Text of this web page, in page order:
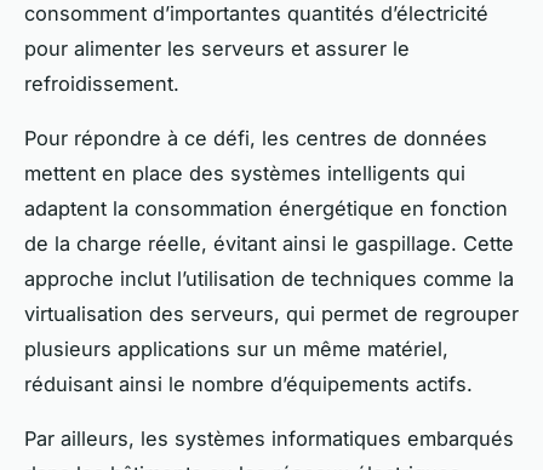
consomment d’importantes quantités d’électricité
pour alimenter les serveurs et assurer le
refroidissement.
Pour répondre à ce défi, les centres de données
mettent en place des systèmes intelligents qui
adaptent la consommation énergétique en fonction
de la charge réelle, évitant ainsi le gaspillage. Cette
approche inclut l’utilisation de techniques comme la
virtualisation des serveurs, qui permet de regrouper
plusieurs applications sur un même matériel,
réduisant ainsi le nombre d’équipements actifs.
Par ailleurs, les systèmes informatiques embarqués